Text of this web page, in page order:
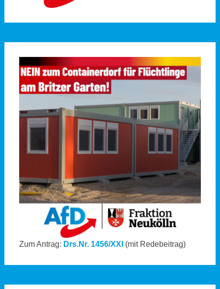
Zum Antrag: Drs.Nr. 1456/XXI (mit Redebeitrag)